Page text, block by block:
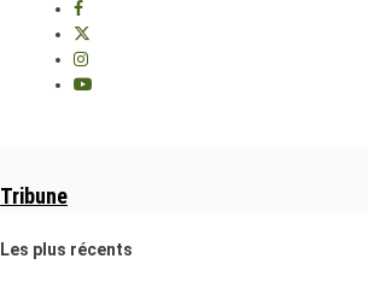
Tribune
Les plus récents